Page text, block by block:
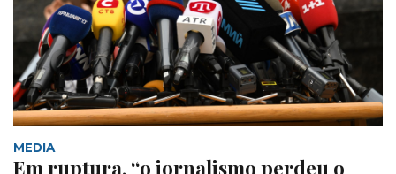
MEDIA
Em ruptura, “o jornalismo perdeu o